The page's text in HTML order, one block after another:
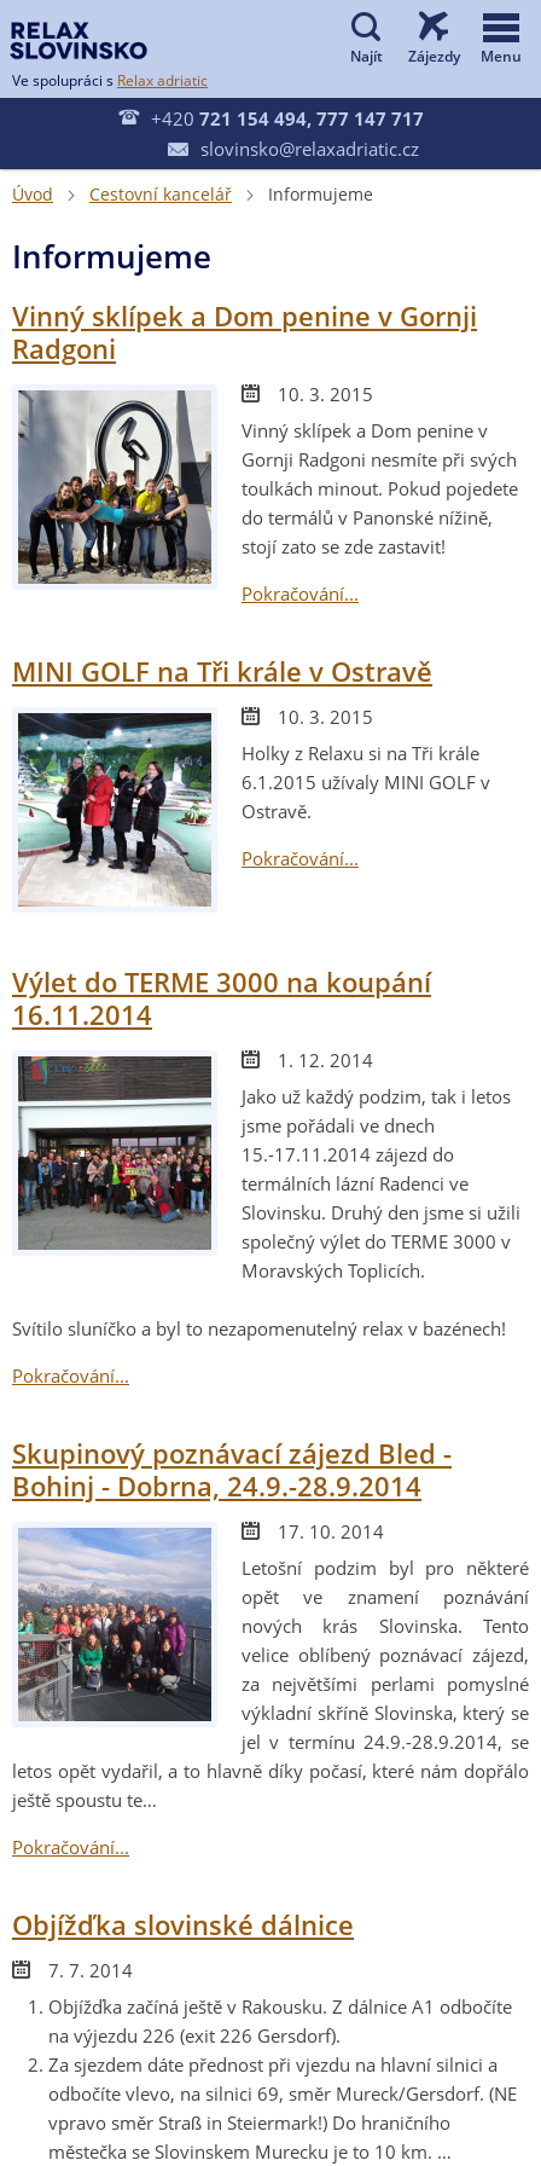
Ve spolupráci s Relax adriatic
 
 +420 721 154 494, 777 147 717
 slovinsko@relaxadriatic.cz
Úvod  Cestovní kancelář  Informujeme
Informujeme
Vinný sklípek a Dom penine v Gornji
Radgoni
10. 3. 2015
Vinný sklípek a Dom penine v
Gornji Radgoni nesmíte při svých
toulkách minout. Pokud pojedete
do termálů v Panonské nížině,
stojí zato se zde zastavit!
Pokračování...
MINI GOLF na Tři krále v Ostravě
10. 3. 2015
Holky z Relaxu si na Tři krále
6.1.2015 užívaly MINI GOLF v
Ostravě.
Pokračování...
Výlet do TERME 3000 na koupání
16.11.2014
1. 12. 2014
Jako už každý podzim, tak i letos
jsme pořádali ve dnech
15.-17.11.2014 zájezd do
termálních lázní Radenci ve
Slovinsku. Druhý den jsme si užili
společný výlet do TERME 3000 v
Moravských Toplicích.
Svítilo sluníčko a byl to nezapomenutelný relax v bazénech!
Pokračování...
Skupinový poznávací zájezd Bled -
Bohinj - Dobrna, 24.9.-28.9.2014
17. 10. 2014
Letošní podzim byl pro některé
opět ve znamení poznávání
nových krás Slovinska. Tento
velice oblíbený poznávací zájezd,
za největšími perlami pomyslné
výkladní skříně Slovinska, který se
jel v termínu 24.9.-28.9.2014, se
letos opět vydařil, a to hlavně díky počasí, které nám dopřálo
ještě spoustu te…
Pokračování...
Objížďka slovinské dálnice
7. 7. 2014
Objížďka začíná ještě v Rakousku. Z dálnice A1 odbočíte
na výjezdu 226 (exit 226 Gersdorf).
Za sjezdem dáte přednost při vjezdu na hlavní silnici a
odbočíte vlevo, na silnici 69, směr Mureck/Gersdorf. (NE
vpravo směr Straß in Steiermark!) Do hraničního
městečka se Slovinskem Murecku je to 10 km. …